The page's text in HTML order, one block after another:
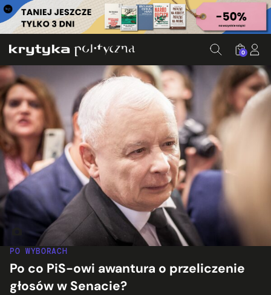
0
PO WYBORACH
Po co PiS-owi awantura o przeliczenie
głosów w Senacie?
Prezes PiS Jarosław Kaczyński na konwencji PiS w